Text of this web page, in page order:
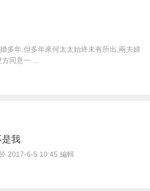
多年,但多年來何太太始終未有所出,兩夫婦
同意一 ...
是我
2017-6-5 10:45 編輯